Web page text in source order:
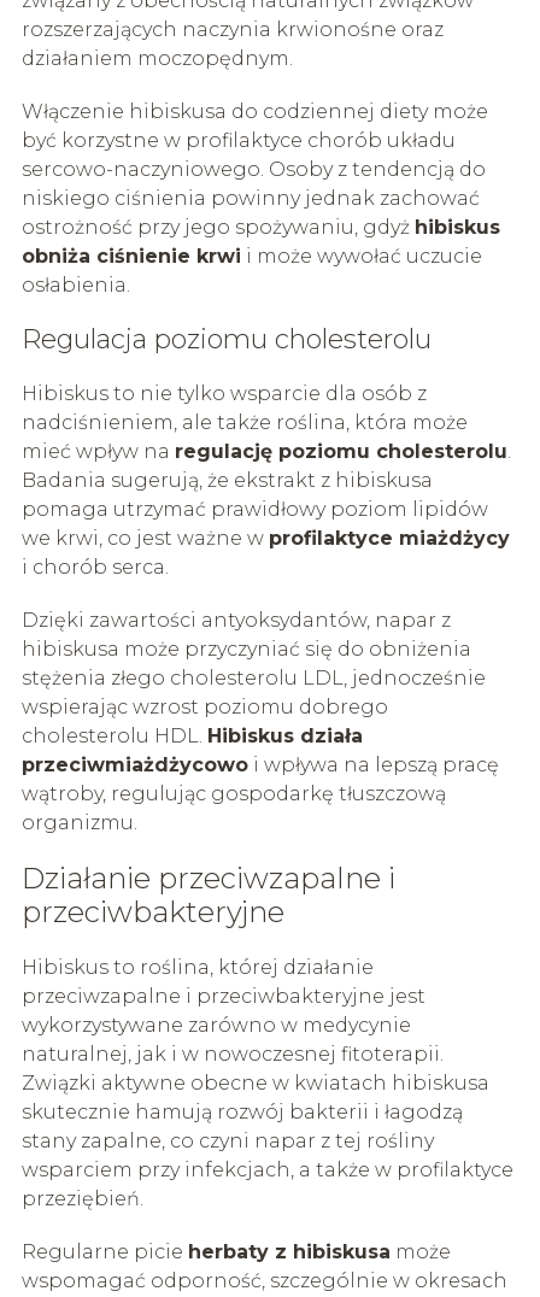
rozszerzających naczynia krwionośne oraz
działaniem moczopędnym.
Włączenie hibiskusa do codziennej diety może
być korzystne w profilaktyce chorób układu
sercowo-naczyniowego. Osoby z tendencją do
niskiego ciśnienia powinny jednak zachować
ostrożność przy jego spożywaniu, gdyż hibiskus
obniża ciśnienie krwi i może wywołać uczucie
osłabienia.
Regulacja poziomu cholesterolu
Hibiskus to nie tylko wsparcie dla osób z
nadciśnieniem, ale także roślina, która może
mieć wpływ na regulację poziomu cholesterolu.
Badania sugerują, że ekstrakt z hibiskusa
pomaga utrzymać prawidłowy poziom lipidów
we krwi, co jest ważne w profilaktyce miażdżycy
i chorób serca.
Dzięki zawartości antyoksydantów, napar z
hibiskusa może przyczyniać się do obniżenia
stężenia złego cholesterolu LDL, jednocześnie
wspierając wzrost poziomu dobrego
cholesterolu HDL. Hibiskus działa
przeciwmiażdżycowoi wpływa na lepszą pracę
wątroby, regulując gospodarkę tłuszczową
organizmu.
Działanie przeciwzapalne i
przeciwbakteryjne
Hibiskus to roślina, której działanie
przeciwzapalne i przeciwbakteryjne jest
wykorzystywane zarówno w medycynie
naturalnej, jak i w nowoczesnej fitoterapii.
Związki aktywne obecne w kwiatach hibiskusa
skutecznie hamują rozwój bakterii i łagodzą
stany zapalne, co czyni napar z tej rośliny
wsparciem przy infekcjach, a także w profilaktyce
przeziębień.
Regularne picie herbaty z hibiskusa może
wspomagać odporność, szczególnie w okresach